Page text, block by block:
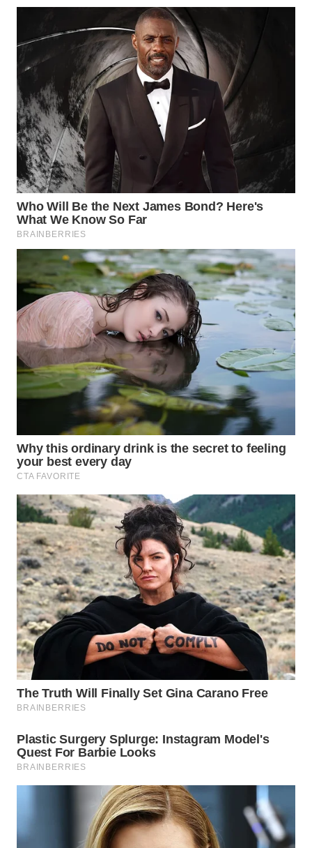
WN
KEPULAUAN
SERIBU
WN
TANGERANG
WN
BINJAI
WN
CIREBON
WN
INDRAMAYU
WN
KUNINGAN
MAJALENGKA
WN
SUKABUMI
WN
PURWAKARTA
WN
PRIANGAN
TIMUR
WN
SEMARANG
WN
SOLO
BOROBUDUR